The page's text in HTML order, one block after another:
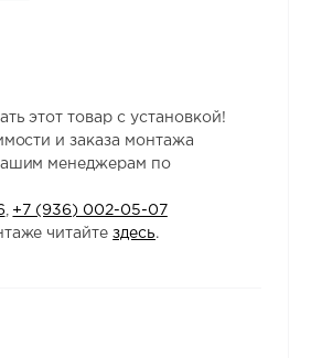
этот товар с установкой!
и заказа монтажа
менеджерам по
+7 (936) 002-05-07
читайтездесь.